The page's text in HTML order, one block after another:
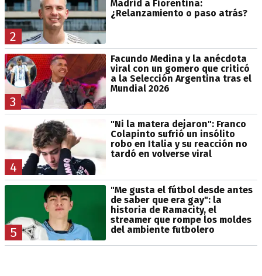
2
Madrid a Fiorentina:
¿Relanzamiento o paso atrás?
3
Facundo Medina y la anécdota
viral con un gomero que criticó
a la Selección Argentina tras el
Mundial 2026
4
"Ni la matera dejaron": Franco
Colapinto sufrió un insólito
robo en Italia y su reacción no
tardó en volverse viral
5
"Me gusta el fútbol desde antes
de saber que era gay": la
historia de Ramacity, el
streamer que rompe los moldes
del ambiente futbolero